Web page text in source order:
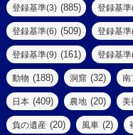
(290)
(61)
(2)
登録基準(3) (885) 登録基
登録基準(6) (509) 登録基
登録基準(9) (161) 登録基
動物 (188) 洞窟 (32) 南
日本 (409) 農地 (20) 美
負の遺産 (20) 風車 (2)